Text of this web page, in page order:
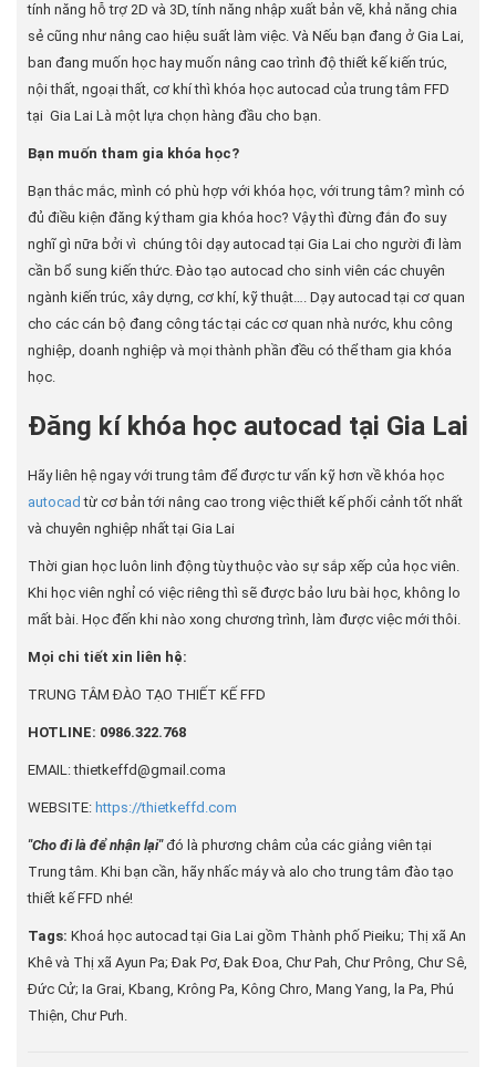
tính năng hỗ trợ 2D và 3D, tính năng nhập xuất bản vẽ, khả năng chia
sẻ cũng như nâng cao hiệu suất làm việc. Và Nếu bạn đang ở Gia Lai,
ban đang muốn học hay muốn nâng cao trình độ thiết kế kiến trúc,
nội thất, ngoại thất, cơ khí thì khóa học autocad của trung tâm FFD
tại Gia Lai Là một lựa chọn hàng đầu cho bạn.
Bạn muốn tham gia khóa học?
Bạn thắc mắc, mình có phù hợp với khóa học, với trung tâm? mình có
đủ điều kiện đăng ký tham gia khóa hoc? Vậy thì đừng đắn đo suy
nghĩ gì nữa bởi vì chúng tôi dạy autocad tại Gia Lai cho người đi làm
cần bổ sung kiến thức. Đào tạo autocad cho sinh viên các chuyên
ngành kiến trúc, xây dựng, cơ khí, kỹ thuật…. Dạy autocad tại cơ quan
cho các cán bộ đang công tác tại các cơ quan nhà nước, khu công
nghiệp, doanh nghiệp và mọi thành phần đều có thể tham gia khóa
học.
Đăng kí khóa học autocad tại Gia Lai
Hãy liên hệ ngay với trung tâm để được tư vấn kỹ hơn về khóa học
autocad từ cơ bản tới nâng cao trong việc thiết kế phối cảnh tốt nhất
và chuyên nghiệp nhất tại Gia Lai
Thời gian học luôn linh động tùy thuộc vào sự sắp xếp của học viên.
Khi học viên nghỉ có việc riêng thì sẽ được bảo lưu bài học, không lo
mất bài. Học đến khi nào xong chương trình, làm được việc mới thôi.
Mọi chi tiết xin liên hệ:
TRUNG TÂM ĐÀO TẠO THIẾT KẾ FFD
HOTLINE: 0986.322.768
EMAIL: thietkeffd@gmail.coma
WEBSITE: https://thietkeffd.com
"Cho đi là để nhận lại"đó là phương châm của các giảng viên tại
Trung tâm. Khi bạn cần, hãy nhấc máy và alo cho trung tâm đào tạo
thiết kế FFD nhé!
Tags: Khoá học autocad tại Gia Lai gồm Thành phố Pieiku; Thị xã An
Khê và Thị xã Ayun Pa; Đak Pơ, Đak Đoa, Chư Pah, Chư Prông, Chư Sê,
Đức Cử; Ia Grai, Kbang, Krông Pa, Kông Chro, Mang Yang, la Pa, Phú
Thiện, Chư Pưh.